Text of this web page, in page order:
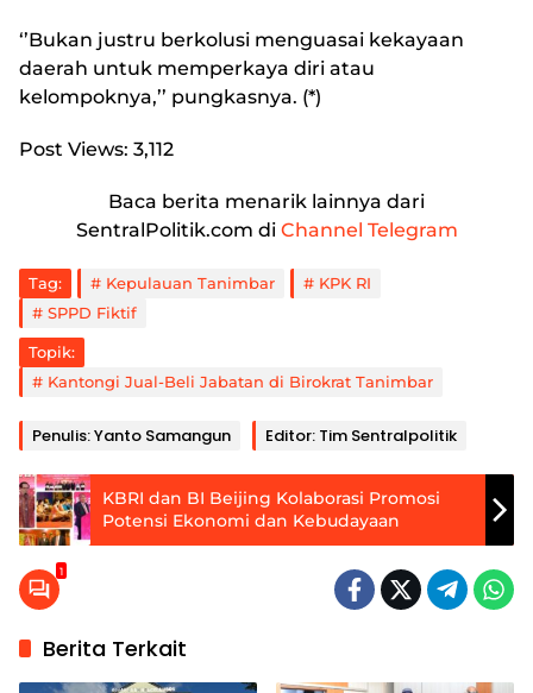
‘’Bukan justru berkolusi menguasai kekayaan
daerah untuk memperkaya diri atau
kelompoknya,’’ pungkasnya. (*)
Post Views: 3,112
Baca berita menarik lainnya dari
SentralPolitik.com di Channel Telegram
Tag: Kepulauan Tanimbar
KPK RI
SPPD Fiktif
Topik:
Kantongi Jual-Beli Jabatan di Birokrat Tanimbar
Penulis: Yanto Samangun Editor: Tim Sentralpolitik
KBRI dan BI Beijing Kolaborasi Promosi
Potensi Ekonomi dan Kebudayaan
1
Berita Terkait